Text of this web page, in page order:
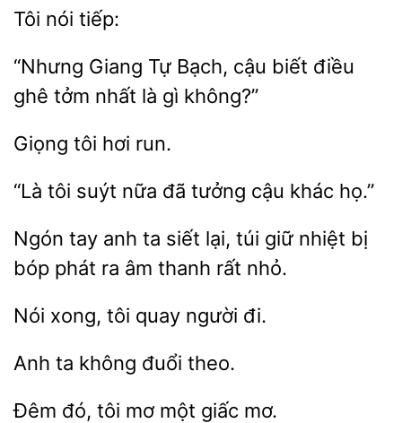
“Nhưng Giang Tự
cậu biết điều
ghê tởm
là gì
Giọng
“Là suýt nữa tưởng cậu họ.”
Ngón tay
ta siết lại, túi giữ nhiệt bị
phát
âm thanh rất nhỏ.
Nói người đi.
ta đuổi
Đêm đó, tôi một